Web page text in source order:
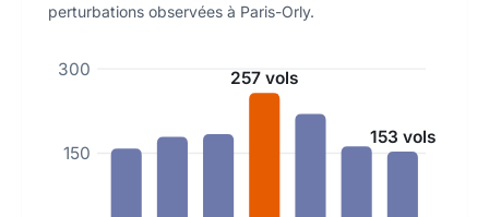
perturbations observées à Paris-Orly.
150
300 257 vols
153 vols